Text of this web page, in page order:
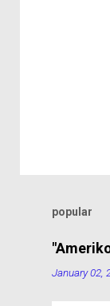
popular
January 02,